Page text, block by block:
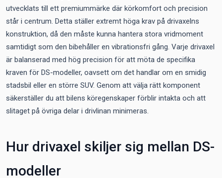
utvecklats till ett premiummärke där körkomfort och precision
står i centrum. Detta ställer extremt höga krav på drivaxelns
konstruktion, då den måste kunna hantera stora vridmoment
samtidigt som den bibehåller en vibrationsfri gång. Varje drivaxel
är balanserad med hög precision för att möta de specifika
kraven för DS-modeller, oavsett om det handlar om en smidig
stadsbil eller en större SUV. Genom att välja rätt komponent
säkerställer du att bilens köregenskaper förblir intakta och att
slitaget på övriga delar i drivlinan minimeras.
Hur drivaxel skiljer sig mellan DS-
modeller